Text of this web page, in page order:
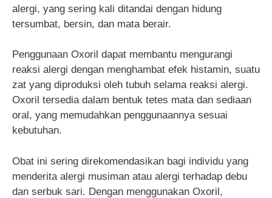
alergi, yang sering kali ditandai dengan hidung
tersumbat, bersin, dan mata berair.
Penggunaan Oxoril dapat membantu mengurangi
reaksi alergi dengan menghambat efek histamin, suatu
zat yang diproduksi oleh tubuh selama reaksi alergi.
Oxoril tersedia dalam bentuk tetes mata dan sediaan
oral, yang memudahkan penggunaannya sesuai
kebutuhan.
Obat ini sering direkomendasikan bagi individu yang
menderita alergi musiman atau alergi terhadap debu
dan serbuk sari. Dengan menggunakan Oxoril,